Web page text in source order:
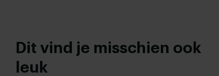
Dit vind je misschien ook
leuk